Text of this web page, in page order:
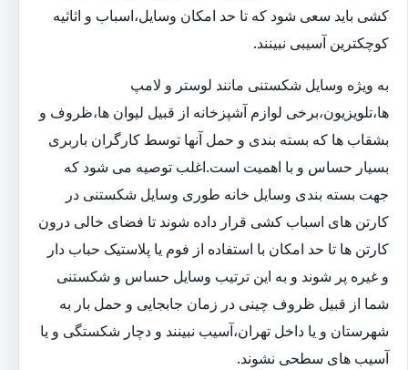
کشی باید سعی شود که تا حد امکان وسایل،اسباب و اثاثیه
کوچکترین آسیبی نبینند.
به ویژه وسایل شکستنی مانند لوستر و لامپ
ها،تلویزیون،برخی لوازم آشپزخانه از قبیل لیوان ها،ظروف و
بشقاب ها که بسته بندی و حمل آنها توسط کارگران باربری
بسیار حساس و با اهمیت است.اغلب توصیه می شود که
جهت بسته بندی وسایل خانه طوری وسایل شکستنی در
کارتن های اسباب کشی قرار داده شوند تا فضای خالی درون
کارتن ها تا حد امکان با استفاده از فوم یا پلاستیک حباب دار
و غیره پر شوند و به این ترتیب وسایل حساس و شکستنی
شما از قبیل ظروف چینی در زمان جابجایی و حمل بار به
شهرستان و یا داخل تهران،آسیب نبینند و دچار شکستگی و یا
آسیب های سطحی نشوند.